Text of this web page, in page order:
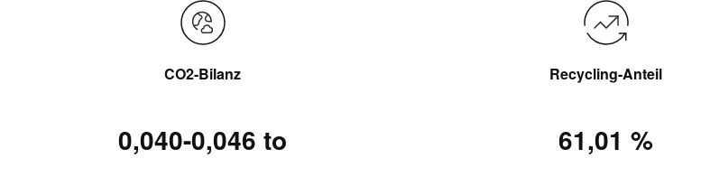
CO2-Bilanz
0,040-0,046 to
Recycling-Anteil
61,01 %